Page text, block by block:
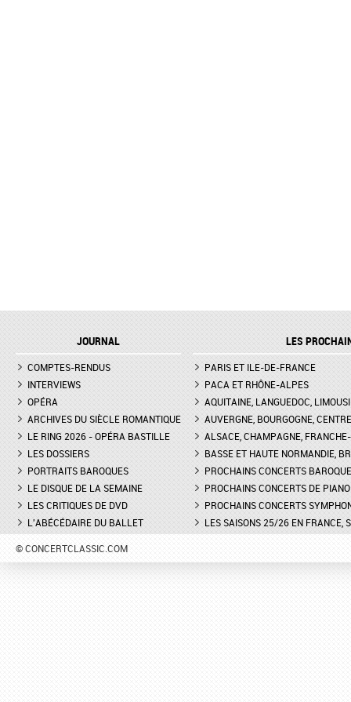
JOURNAL
COMPTES-RENDUS
INTERVIEWS
OPÉRA
ARCHIVES DU SIÈCLE ROMANTIQUE
LE RING 2026 - OPÉRA BASTILLE
LES DOSSIERS
PORTRAITS BAROQUES
LE DISQUE DE LA SEMAINE
LES CRITIQUES DE DVD
L'ABÉCÉDAIRE DU BALLET
LES
PARIS ET ILE-DE-FRANCE
PACA ET RHÔNE-ALPES
AQUITAINE, LANGUEDOC,
AUVERGNE, BOURGOGNE, CENTRE
ALSACE, CHAMPAGNE,
BASSE ET HAUTE NORMANDIE,
PROCHAINS CONCERTS
PROCHAINS CONCERTS DE PIANO
PROCHAINS CONCERTS
LES SAISONS 25/26 EN FRANCE,
© CONCERTCLASSIC.COM